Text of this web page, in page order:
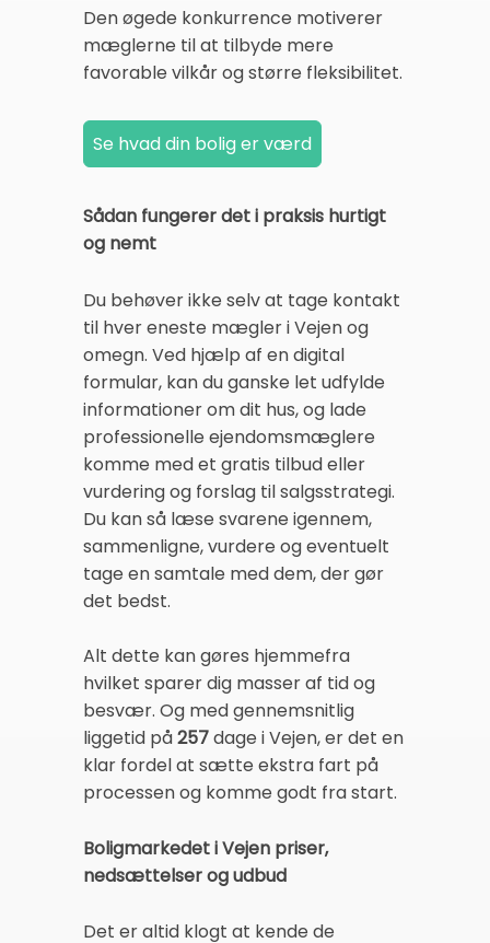
Den øgede konkurrence motiverer
mæglerne til at tilbyde mere
favorable vilkår og større fleksibilitet.
Sådan fungerer det i praksis hurtigt
og nemt
Du behøver ikke selv at tage kontakt
til hver eneste mægler i Vejen og
omegn. Ved hjælp af en digital
formular, kan du ganske let udfylde
informationer om dit hus, og lade
professionelle ejendomsmæglere
komme med et gratis tilbud eller
vurdering og forslag til salgsstrategi.
Du kan så læse svarene igennem,
sammenligne, vurdere og eventuelt
tage en samtale med dem, der gør
det bedst.
Alt dette kan gøres hjemmefra
hvilket sparer dig masser af tid og
besvær. Og med gennemsnitlig
liggetid på257dage i Vejen, er det en
klar fordel at sætte ekstra fart på
processen og komme godt fra start.
Boligmarkedet i Vejen priser,
nedsættelser og udbud
Det er altid klogt at kende de